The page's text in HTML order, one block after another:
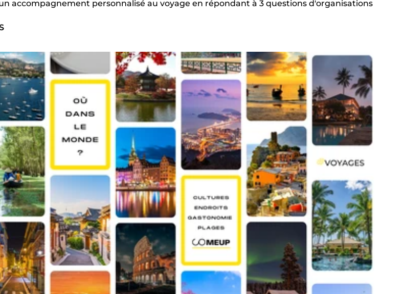
accompagnement personnalisé au voyage en répondant à 3 questions d'organisations